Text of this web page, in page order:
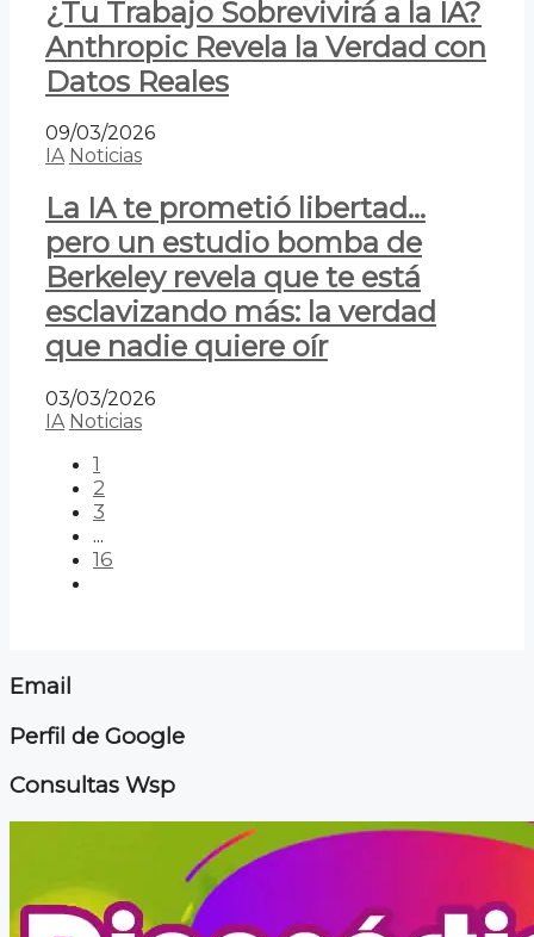
¿Tu Trabajo Sobrevivirá a la IA?
Anthropic Revela la Verdad con
Datos Reales
09/03/2026
IA Noticias
La IA te prometió libertad…
pero un estudio bomba de
Berkeley revela que te está
esclavizando más: la verdad
que nadie quiere oír
03/03/2026
IA Noticias
1
2
3
...
16
Email
Perfil de Google
Consultas Wsp